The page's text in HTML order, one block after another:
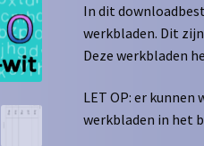
In dit
werkbladen. Dit
Deze werkbladen
LET OP: er
werkbladen in het